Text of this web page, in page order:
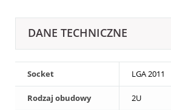
DANE TECHNICZNE
Socket LGA 2011
Rodzaj obudowy 2U